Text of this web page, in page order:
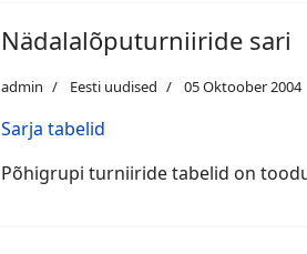
Nädalalõputurniiride sari
admin Eesti uudised 05 Oktoober 2004
Sarja tabelid
Põhigrupi turniiride tabelid on